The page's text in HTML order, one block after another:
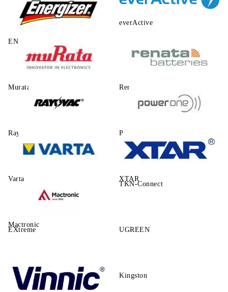
ENERGIZER
everActive
Murata Renata
Rayovac Power One
Varta XTAR
Mactronic
TKN-Connect
EXtreme UGREEN
Kingston